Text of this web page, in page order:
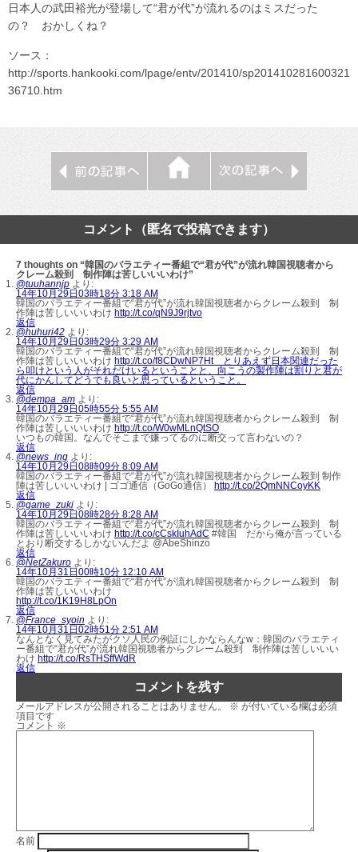
日本人の武田裕光が登場して“君が代”が流れるのはミスだった
の？ おかしくね？
ソース：
http://sports.hankooki.com/lpage/entv/201410/sp201410281600321
36710.htm
コメント（匿名で投稿できます）
7 thoughts on “韓国のバラエティー番組で“君が代”が流れ韓国視聴者から
クレーム殺到 制作陣は苦しいいいわけ”
@tuuhannjp より:
14年10月29日03時18分 3:18 AM
韓国のバラエティー番組で“君が代”が流れ韓国視聴者からクレーム殺到 制
作陣は苦しいいいわけ http://t.co/qN9J9rjtvo
返信
@huhuri42 より:
14年10月29日03時29分 3:29 AM
韓国のバラエティー番組で“君が代”が流れ韓国視聴者からクレーム殺到 制
作陣は苦しいいいわけ http://t.co/f8CDwNP7Ht とりあえず日本関連だった
ら叩けという人がそれだけいるということと、向こうの製作陣は割りと君が
代にかんしてどうでも良いと思っているということ。
返信
@dempa_am より:
14年10月29日05時55分 5:55 AM
韓国のバラエティー番組で“君が代”が流れ韓国視聴者からクレーム殺到 制
作陣は苦しいいいわけ http://t.co/W0wMLnQtSO
いつもの韓国。なんでそこまで嫌ってるのに断交って言わないの？
返信
@news_ing より:
14年10月29日08時09分 8:09 AM
韓国のバラエティー番組で“君が代”が流れ韓国視聴者からクレーム殺到 制作
陣は苦しいいいわけ | ゴゴ通信（GoGo通信） http://t.co/2QmNNCoyKK
返信
@game_zuki より:
14年10月29日08時28分 8:28 AM
韓国のバラエティー番組で“君が代”が流れ韓国視聴者からクレーム殺到 制
作陣は苦しいいいわけ http://t.co/cCskIuhAdC #韓国 だから俺が言っている
とおり断交するしかないんだよ @AbeShinzo
返信
@NetZakuro より:
14年10月31日00時10分 12:10 AM
韓国のバラエティー番組で“君が代”が流れ韓国視聴者からクレーム殺到 制
作陣は苦しいいいわけ
http://t.co/1K19H8LpOn
返信
@France_syoin より:
14年10月31日02時51分 2:51 AM
なんとなく見てみたがクソ人民の例証にしかならんなw：韓国のバラエティ
ー番組で“君が代”が流れ韓国視聴者からクレーム殺到 制作陣は苦しいいい
わけ http://t.co/RsTHSffWdR
返信
コメントを残す
メールアドレスが公開されることはありません。 ※ が付いている欄は必須
項目です
コメント ※
名前